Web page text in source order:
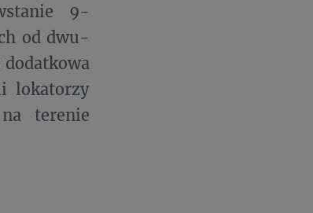
9-
od dwu-
lokatorzy
terenie